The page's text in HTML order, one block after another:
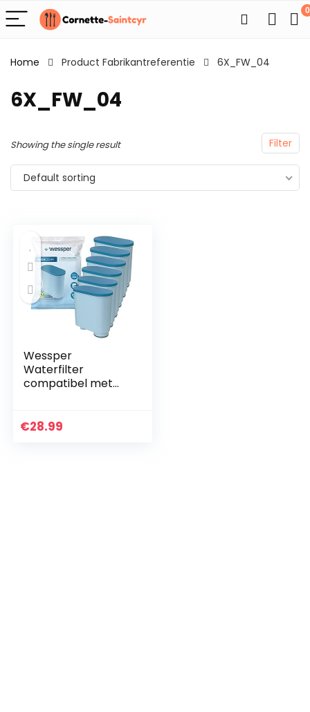
0
Home Product Fabrikantreferentie 6X_FW_04
6X_FW_04
Filter
Showing the single result
Default sorting
Wessper
Waterfilter
compatibel met
CA6903/22 CA6903
€28.99